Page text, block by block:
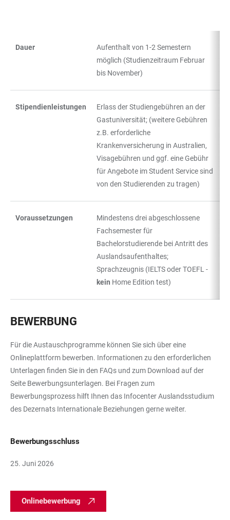
Dauer
Aufenthalt von 1-2 Semestern
möglich (Studienzeitraum Februar
bis November)
Stipendienleistungen
Erlass der Studiengebühren an der
Gastuniversität; (weitere Gebühren
z.B. erforderliche
Krankenversicherung in Australien,
Visagebühren und ggf. eine Gebühr
für Angebote im Student Service sind
von den Studierenden zu tragen)
Voraussetzungen
Mindestens drei abgeschlossene
Fachsemester für
Bachelorstudierende bei Antritt des
Auslandsaufenthaltes;
Sprachzeugnis (IELTS oder TOEFL -
kein Home Edition test)
BEWERBUNG
Für die Austauschprogramme können Sie sich über eine
Onlineplattform bewerben. Informationen zu den erforderlichen
Unterlagen finden Sie in den FAQs und zum Download auf der
Seite Bewerbungsunterlagen. Bei Fragen zum
Bewerbungsprozess hilft Ihnen das Infocenter Auslandsstudium
des Dezernats Internationale Beziehungen gerne weiter.
Bewerbungsschluss
25. Juni 2026
Onlinebewerbung